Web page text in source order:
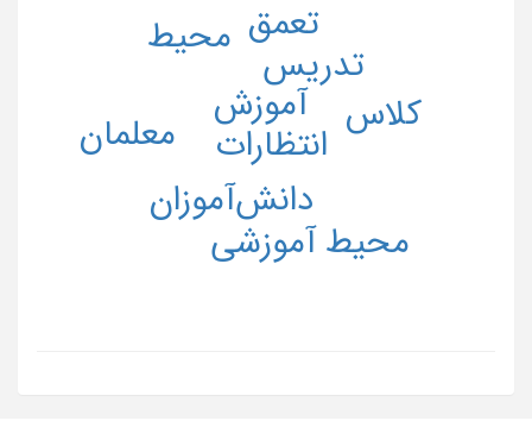
آموزش
انتظارات
تدریس
تعمق
دانش‌آموزان
محیط
محیط آموزشی
معلمان
کلاس